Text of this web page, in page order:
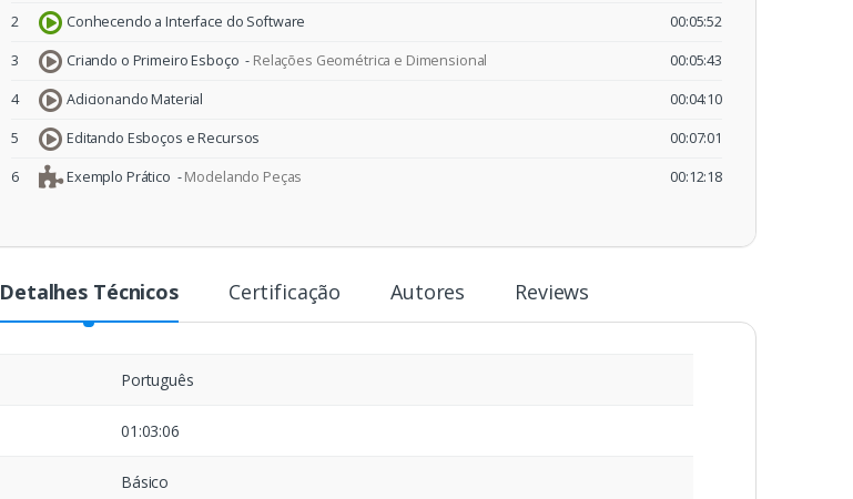
2 Conhecendo a Interface do Software 00:05:52
3 Criando o Primeiro Esboço - Relações Geométrica e Dimensional 00:05:43
4 Adicionando Material 00:04:10
5 Editando Esboços e Recursos 00:07:01
6 Exemplo Prático -Modelando Peças 00:12:18
Detalhes Técnicos Certificação Autores Reviews
Português
01:03:06
Básico